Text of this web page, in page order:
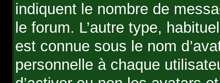
indiquent le nombre de
le forum. L’autre type,
est connue sous le nom
personnelle à chaque